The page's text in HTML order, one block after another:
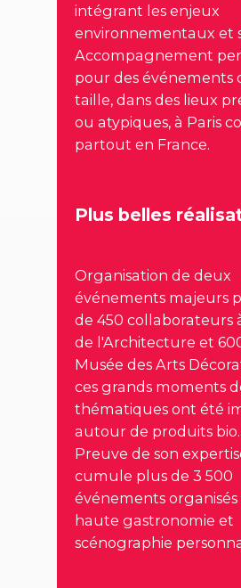
intégrant les enjeux
environnementaux et
Accompagnement
pour des événements
taille, dans des lieux
ou atypiques, à Paris
partout en France.
Plus belles
Organisation de deux
événements majeurs
de 450 collaborateurs
de l'Architecture et
Musée des Arts
ces grands moments
thématiques ont été
autour de produits bio.
Preuve de son
cumule plus de 3 500
événements
haute gastronomie et
scénographie